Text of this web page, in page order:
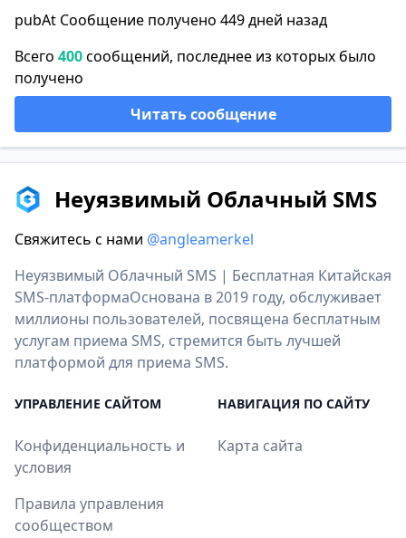
pubAt Сообщение получено 449 дней назад
Всего 400сообщений, последнее из которых было
получено
Читать сообщение
Неуязвимый Облачный SMS
Свяжитесь с нами @angleamerkel
Неуязвимый Облачный SMS | Бесплатная Китайская
SMS-платформаОснована в 2019 году, обслуживает
миллионы пользователей, посвящена бесплатным
услугам приема SMS, стремится быть лучшей
платформой для приема SMS.
УПРАВЛЕНИЕ САЙТОМ
Конфиденциальность и
условия
Правила управления
сообществом
НАВИГАЦИЯ ПО САЙТУ
Карта сайта